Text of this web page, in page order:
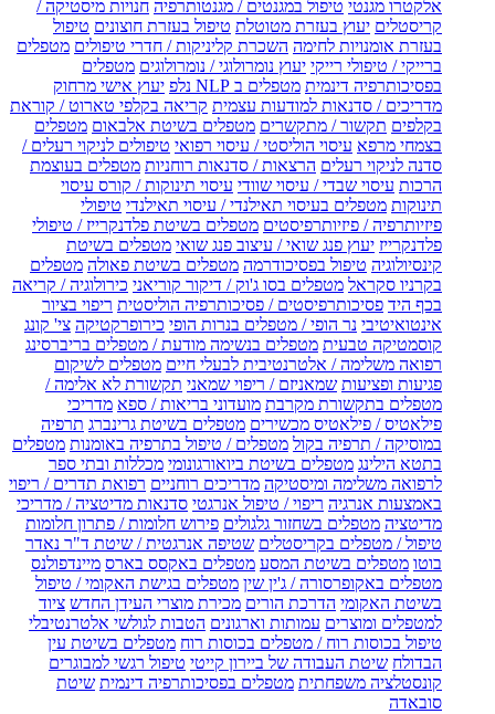
אלקטרו מגנטי טיפול במגנטים / מגנטותרפיה חנויות מיסטיקה /
קריסטלים יעוץ בעזרת מטוטלת טיפול בעזרת חוצונים טיפול
בעזרת אומנויות לחימה השכרת קליניקות / חדרי טיפולים מטפלים
ברייקי / טיפולי רייקי יעוץ נומרולוגי / נומרולוגים מטפלים
בפסיכותרפיה דינמית מטפלים ב NLP נלפ
יעוץ אישי מרחוק
מדריכים / סדנאות למודעות עצמית קריאה בקלפי טארוט / קוראת
בקלפים תקשור / מתקשרים מטפלים בשיטת אלבאום מטפלים
בצמחי מרפא עיסוי הוליסטי / עיסוי רפואי טיפולים לניקוי רעלים /
סדנה לניקוי רעלים הרצאות / סדנאות רוחניות מטפלים בעוצמת
הרכות עיסוי שבדי / עיסוי שוודי עיסוי תינוקות / קורס עיסוי
תינוקות מטפלים בעיסוי תאילנדי / עיסוי תאילנדי טיפולי
פיזיותרפיה / פיזיותרפיסטים מטפלים בשיטת פלדנקרייז / טיפולי
פלדנקרייז יעוץ פנג שואי / עיצוב פנג שואי מטפלים בשיטת
קינסיולוגיה טיפול בפסיכודרמה מטפלים בשיטת פאולה מטפלים
בקרניו סקראל מטפלים בסו ג'וק / דיקור קוריאני כירולוגיה / קריאה
בכף היד פסיכותרפיסטים / פסיכותרפיה הוליסטית ריפוי בציור
אינטואיטיבי נר הופי / מטפלים בנרות הופי כירופרקטיקה צי' קונג
קוסמטיקה טבעית מטפלים בנשימה מודעת / מטפלים בריברסינג
רפואה משלימה / אלטרנטיבית לבעלי חיים מטפלים לשיקום
פגיעות ופציעות שמאניזם / ריפוי שמאני תקשורת לא אלימה /
מטפלים בתקשורת מקרבת מועדוני בריאות / ספא מדריכי
פילאטיס / פילאטיס מכשירים מטפלים בשיטת גרינברג תרפיה
במוסיקה / תרפיה בקול מטפלים / טיפול בתרפיה באומנות מטפלים
בתטא הילינג מטפלים בשיטת ביואורגונומי מכללות ובתי ספר
לרפואה משלימה ומיסטיקה מדריכים רוחניים רפואת תדרים / ריפוי
באמצעות אנרגיה ריפוי / טיפול אנרגטי סדנאות מדיטציה / מדריכי
מדיטציה מטפלים בשחזור גלגולים פירוש חלומות / פתרון חלומות
טיפול / מטפלים בקריסטלים שטיפה אנרגטית / שיטת ד"ר נאדר
בוטו מטפלים בשיטת המסע מטפלים באקסס בארס מיינדפולנס
מטפלים באקופרסורה / ג'ין שין מטפלים בגישת האקומי / טיפול
בשיטת האקומי הדרכת הורים מכירת מוצרי העידן החדש ציוד
למטפלים ומוצרים עמותות וארגונים הטבות לגולשי אלטרנטיבלי
טיפול בכוסות רוח / מטפלים בכוסות רוח מטפלים בשיטת עין
הבדולח שיטת העבודה של ביירון קייטי טיפול רגשי למבוגרים
קונסטלציה משפחתית מטפלים בפסיכותרפיה דינמית שיטת
סובאדה